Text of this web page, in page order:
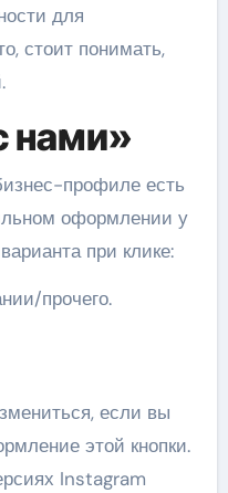
для
стоит понимать,
нами»
профиле есть
оформлении у
при клике:
прочего.
если вы
этой кнопки.
Instagram